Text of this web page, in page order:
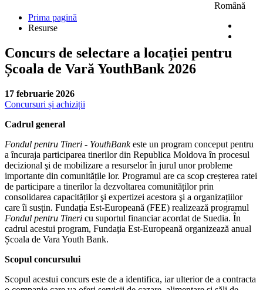
Română
Prima pagină
Resurse
Concurs de selectare a locației pentru
Școala de Vară YouthBank 2026
17 februarie 2026
Concursuri și achiziții
Cadrul general
Fondul pentru Tineri - YouthBankeste un program conceput pentru
a încuraja participarea tinerilor din Republica Moldova în procesul
decizional şi de mobilizare a resurselor în jurul unor probleme
importante din comunitățile lor. Programul are ca scop creșterea ratei
de participare a tinerilor la dezvoltarea comunităților prin
consolidarea capacităților şi expertizei acestora şi a organizațiilor
care îi susțin. Fundația Est-Europeană (FEE) realizează programul
Fondul pentru Tineri cu suportul financiar acordat de Suedia. În
cadrul acestui program, Fundaţia Est-Europeană organizează anual
Școala de Vara Youth Bank.
Scopul concursului
Scopul acestui concurs este de a identifica, iar ulterior de a contracta